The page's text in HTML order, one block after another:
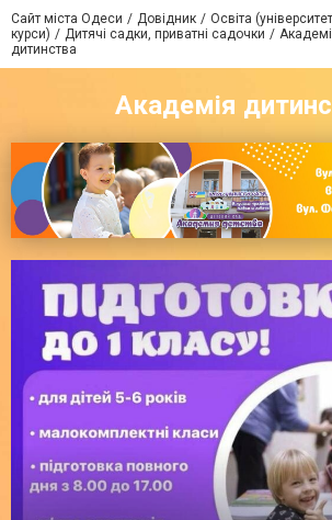
Сайт міста Одеси Довідник
Освіта
курси)
Дитячі садки, приватні садочки
дитинства
Академія